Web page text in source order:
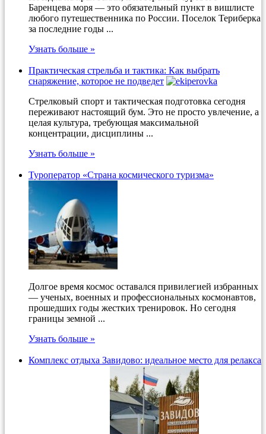
Баренцева моря — это обязательный пункт в вишлисте
любого путешественника по России. Поселок Териберка
за последние годы ...
Узнать больше »
Практическая стрельба и тактика: Как выбрать
снаряжение, которое не подведет
Стрелковый спорт и тактическая подготовка сегодня
переживают настоящий бум. Это не просто увлечение, а
целая культура, требующая максимальной
концентрации, дисциплины ...
Узнать больше »
Туроператор «Страна космического туризма»
Долгое время космос оставался привилегией избранных
— ученых, военных и профессиональных космонавтов,
прошедших годы жестких тренировок. Но сегодня
границы земной ...
Узнать больше »
Комплекс отдыха Завидово: идеальное место для релакса